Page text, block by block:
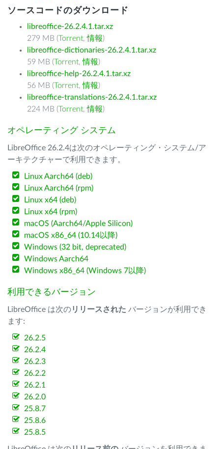
ソースコードのダウンロード
libreoffice-26.2.4.1.tar.xz
279 MB (Torrent,情報)
libreoffice-dictionaries-26.2.4.1.tar.xz
59 MB (Torrent,情報)
libreoffice-help-26.2.4.1.tar.xz
56 MB (Torrent,情報)
libreoffice-translations-26.2.4.1.tar.xz
224 MB (Torrent,情報)
オペレーティング システム
LibreOffice 26.2.4は次のオペレーティング・システム/ア
ーキテクチャーで利用できます。
Linux Aarch64 (deb)
Linux Aarch64 (rpm)
Linux x64 (deb)
Linux x64 (rpm)
macOS (Aarch64/Apple Silicon)
macOS x86_64 (10.14以降)
Windows (32 bit, deprecated)
Windows Aarch64
Windows x86_64 (Windows 7以降)
利用できるバージョン
LibreOffice は次のリリースされた バージョンが利用でき
ます:
26.2.5
26.2.4
26.2.3
26.2.2
26.2.1
26.2.0
25.8.7
25.8.6
25.8.5